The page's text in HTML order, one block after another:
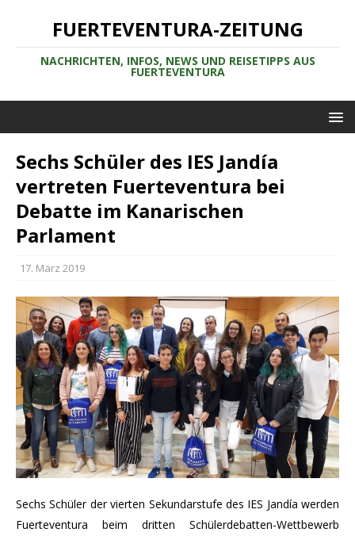
FUERTEVENTURA-ZEITUNG
NACHRICHTEN, INFOS, NEWS UND REISETIPPS AUS
FUERTEVENTURA
Sechs Schüler des IES Jandía
vertreten Fuerteventura bei
Debatte im Kanarischen
Parlament
17. März 2019
SechsSchüler der vierten Sekundarstufe des IES Jandía werden
Fuerteventura beim dritten Schülerdebatten-Wettbewerb